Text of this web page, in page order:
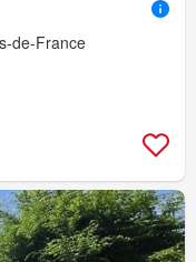
de-France